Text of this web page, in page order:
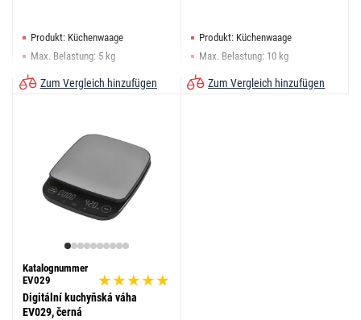
Produkt: Küchenwaage
Max. Belastung: 5 kg
Zum Vergleich hinzufügen
Produkt: Küchenwaage
Max. Belastung: 10 kg
Zum Vergleich hinzufügen
Katalognummer
EV029
Digitální kuchyňská váha
EV029, černá